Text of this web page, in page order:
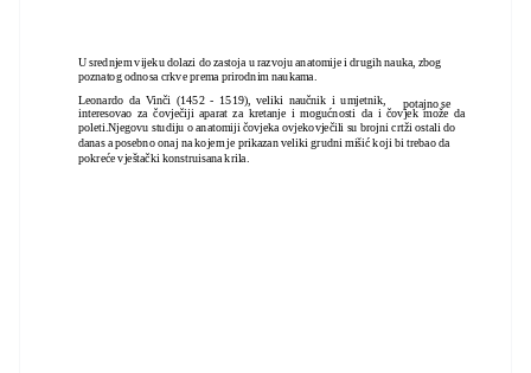
U srednjem vijeku dolazi do zastoja u razvoju anatomije i drugih nauka, zbog
poznatog odnosa crkve prema prirodnim naukama.
Leonardo da Vinči (1452 - 1519), veliki naučnik i umjetnik, potajno se
interesovao za čovječiji aparat za kretanje i mogućnosti da i čovjek može da
poleti.Njegovu studiju o anatomiji čovjeka ovjekovječili su brojni crtži ostali do
danas a posebno onaj na kojem je prikazan veliki grudni mišić koji bi trebao da
pokreće vještački konstruisana krila.